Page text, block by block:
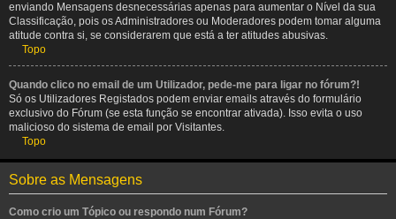
enviando Mensagens desnecessárias apenas para aumentar o Nível da sua
Classificação, pois os Administradores ou Moderadores podem tomar alguma
atitude contra si, se considerarem que está a ter atitudes abusivas.
Topo
Quando clico no email de um Utilizador, pede-me para ligar no fórum?!
Só os Utilizadores Registados podem enviar emails através do formulário
exclusivo do Fórum (se esta função se encontrar ativada). Isso evita o uso
malicioso do sistema de email por Visitantes.
Topo
Sobre as Mensagens
Como crio um Tópico ou respondo num Fórum?